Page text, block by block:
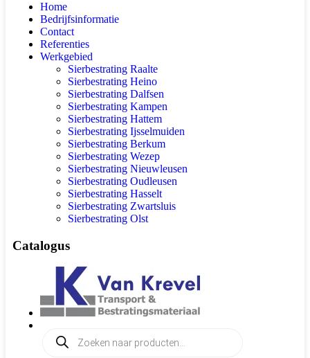
Home
Bedrijfsinformatie
Contact
Referenties
Werkgebied
Sierbestrating Raalte
Sierbestrating Heino
Sierbestrating Dalfsen
Sierbestrating Kampen
Sierbestrating Hattem
Sierbestrating Ijsselmuiden
Sierbestrating Berkum
Sierbestrating Wezep
Sierbestrating Nieuwleusen
Sierbestrating Oudleusen
Sierbestrating Hasselt
Sierbestrating Zwartsluis
Sierbestrating Olst
Catalogus